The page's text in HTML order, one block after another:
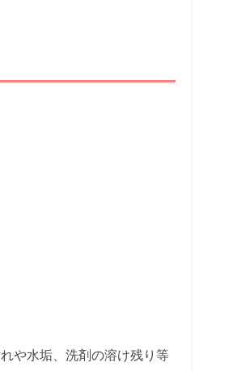
や水垢、洗剤の溶け残り等